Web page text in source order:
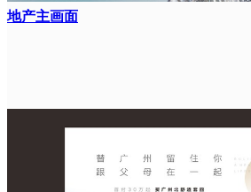
地产主画面